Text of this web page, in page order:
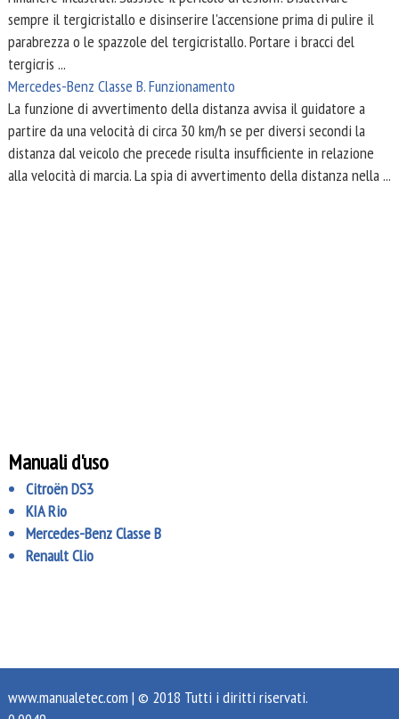
sempre il tergicristallo e disinserire l'accensione prima di pulire il
parabrezza o le spazzole del tergicristallo. Portare i bracci del
tergicris ...
Mercedes-Benz Classe B. Funzionamento
La funzione di avvertimento della distanza avvisa il guidatore a
partire da una velocità di circa 30 km/h se per diversi secondi la
distanza dal veicolo che precede risulta insufficiente in relazione
alla velocità di marcia. La spia di avvertimento della distanza nella ...
Manuali d'uso
Citroën DS3
KIA Rio
Mercedes-Benz Classe B
Renault Clio
www.manualetec.com | © 2018 Tutti i diritti riservati.